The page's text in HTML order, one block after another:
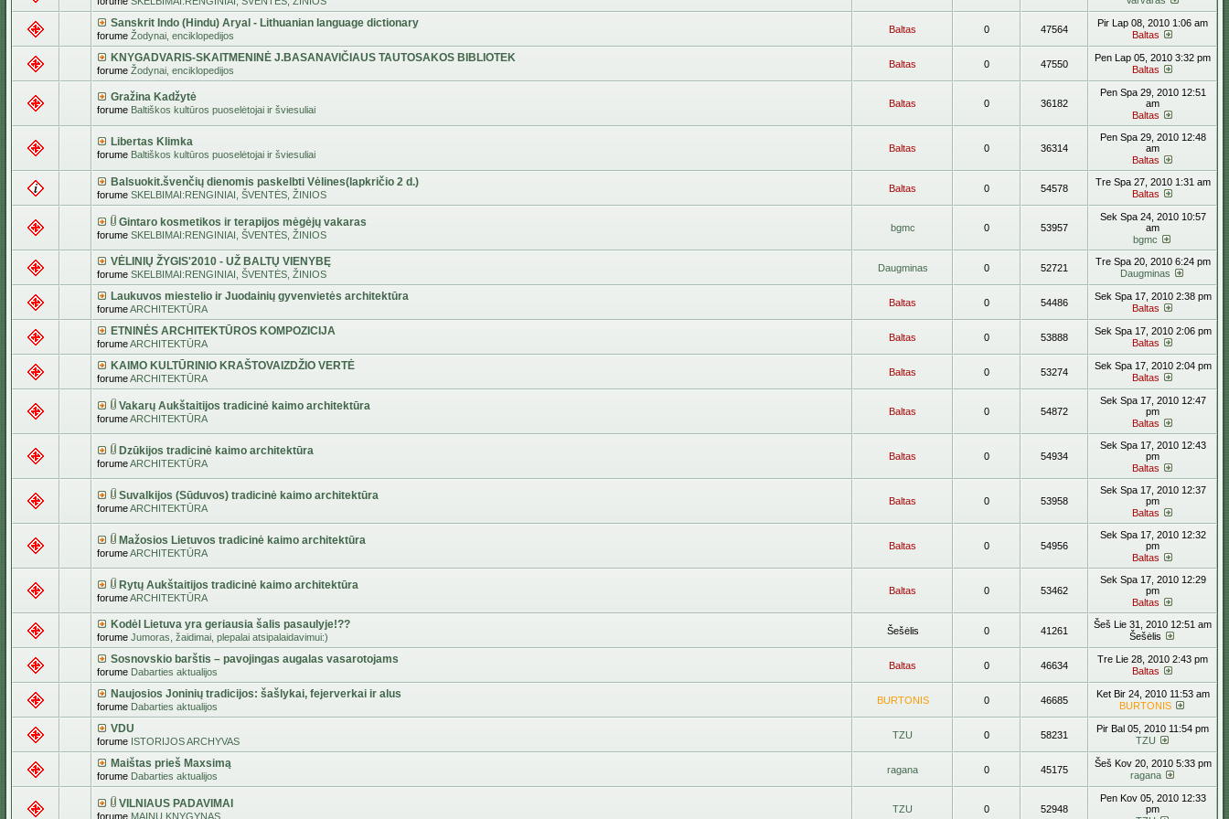
Sanskrit Indo (Hindu) Aryal - Lithuanian language dictionary
forume Žodynai, enciklopedijos
Baltas 0 47564
Pir Lap 08, 2010 1:06 am
Baltas
KNYGADVARIS-SKAITMENINĖ J.BASANAVIČIAUS TAUTOSAKOS BIBLIOTEK
forume Žodynai, enciklopedijos
Baltas 0 47550
Pen Lap 05, 2010 3:32 pm
Baltas
Gražina Kadžytė
forume Baltiškos kultūros puoselėtojai ir šviesuliai
Baltas 0 36182
Pen Spa 29, 2010 12:51
am
Baltas
Libertas Klimka
forume Baltiškos kultūros puoselėtojai ir šviesuliai
Baltas 0 36314
Pen Spa 29, 2010 12:48
am
Baltas
Balsuokit.švenčių dienomis paskelbti Vėlines(lapkričio 2 d.)
forume SKELBIMAI:RENGINIAI, ŠVENTĖS, ŽINIOS
Baltas 0 54578
Tre Spa 27, 2010 1:31 am
Baltas
Gintaro kosmetikos ir terapijos mėgėjų vakaras
forume SKELBIMAI:RENGINIAI, ŠVENTĖS, ŽINIOS
bgmc 0 53957
Sek Spa 24, 2010 10:57
am
bgmc
VĖLINIŲ ŽYGIS'2010 - UŽ BALTŲ VIENYBĘ
forume SKELBIMAI:RENGINIAI, ŠVENTĖS, ŽINIOS
Daugminas 0 52721
Tre Spa 20, 2010 6:24 pm
Daugminas
Laukuvos miestelio ir Juodainių gyvenvietės architektūra
forumeARCHITEKTŪRA
Baltas 0 54486
Sek Spa 17, 2010 2:38 pm
Baltas
ETNINĖS ARCHITEKTŪROS KOMPOZICIJA
forumeARCHITEKTŪRA
Baltas 0 53888
Sek Spa 17, 2010 2:06 pm
Baltas
KAIMO KULTŪRINIO KRAŠTOVAIZDŽIO VERTĖ
forumeARCHITEKTŪRA
Baltas 0 53274
Sek Spa 17, 2010 2:04 pm
Baltas
Vakarų Aukštaitijos tradicinė kaimo architektūra
forumeARCHITEKTŪRA
Baltas 0 54872
Sek Spa 17, 2010 12:47
pm
Baltas
Dzūkijos tradicinė kaimo architektūra
forumeARCHITEKTŪRA
Baltas 0 54934
Sek Spa 17, 2010 12:43
pm
Baltas
Suvalkijos (Sūduvos) tradicinė kaimo architektūra
forumeARCHITEKTŪRA
Baltas 0 53958
Sek Spa 17, 2010 12:37
pm
Baltas
Mažosios Lietuvos tradicinė kaimo architektūra
forumeARCHITEKTŪRA
Baltas 0 54956
Sek Spa 17, 2010 12:32
pm
Baltas
Rytų Aukštaitijos tradicinė kaimo architektūra
forumeARCHITEKTŪRA
Baltas 0 53462
Sek Spa 17, 2010 12:29
pm
Baltas
Kodėl Lietuva yra geriausia šalis pasaulyje!??
forume Jumoras, žaidimai, plepalai atsipalaidavimui:)
Šešėlis 0 41261
Šeš Lie 31, 2010 12:51 am
Šešėlis
Sosnovskio barštis – pavojingas augalas vasarotojams
forume Dabarties aktualijos
Baltas 0 46634
Tre Lie 28, 2010 2:43 pm
Baltas
Naujosios Joninių tradicijos: šašlykai, fejerverkai ir alus
forume Dabarties aktualijos
BURTONIS 0 46685
Ket Bir 24, 2010 11:53 am
BURTONIS
VDU
forume ISTORIJOS ARCHYVAS
TZU 0 58231
Pir Bal 05, 2010 11:54 pm
TZU
Maištas prieš Maxsimą
forume Dabarties aktualijos
ragana 0 45175
Šeš Kov 20, 2010 5:33 pm
ragana
VILNIAUS PADAVIMAI
forume MAINŲ KNYGYNAS
TZU 0 52948
Pen Kov 05, 2010 12:33
pm